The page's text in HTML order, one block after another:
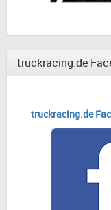
truckracing.de
truckracing.de